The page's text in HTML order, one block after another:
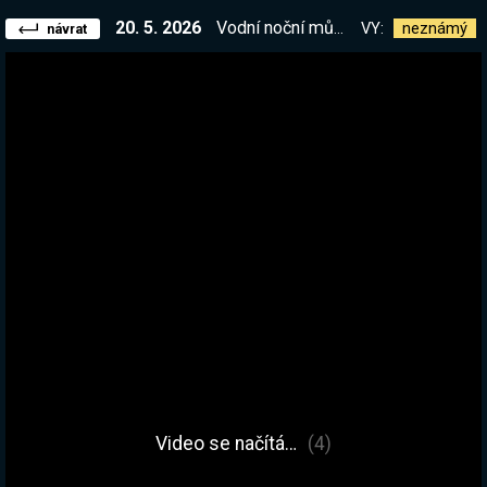
návrat 20. 5. 2026 Vodní noční můra s kamarády! Dnes do hlubokých hlubin @jirkavysvetlujeveci @vercat94 @flowee_nehraje VY: neznámý
Video se načítá… (4)